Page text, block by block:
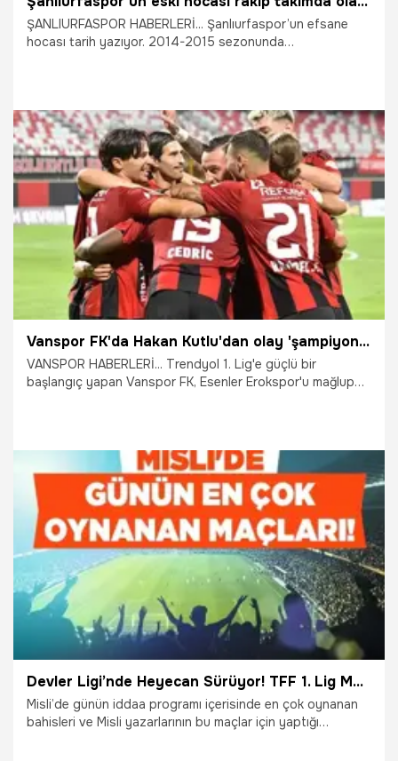
ŞANLIURFASPOR HABERLERİ... Şanlıurfaspor’un efsane
hocası tarih yazıyor. 2014-2015 sezonunda
26.09.2025 Şanlıurfa
Vanspor FK'da Hakan Kutlu'dan olay 'şampiyonluk' itirafı: Biz o takım değiliz
VANSPOR HABERLERİ... Trendyol 1. Lig'e güçlü bir
başlangıç yapan Vanspor FK, Esenler Erokspor'u mağlup
yaptığı 'şampiyonluk' itirafı gündem olacak.
19.08.2025 Van
Devler Ligi’nde Heyecan Sürüyor! TFF 1. Lig Maçlarına İlgi Büyük. İşte Misli’de Günün En Çok Oynanan Maçları
Misli’de günün iddaa programı içerisinde en çok oynanan
bahisleri ve Misli yazarlarının bu maçlar için yaptığı